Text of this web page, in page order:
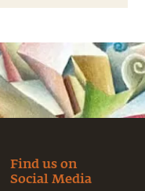
Find us on
Social Media